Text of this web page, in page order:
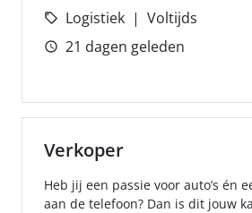
Logistiek
Voltijds
21 dagen geleden
Verkoper
Heb jij een passie voor auto’s én
aan de telefoon? Dan is dit jouw